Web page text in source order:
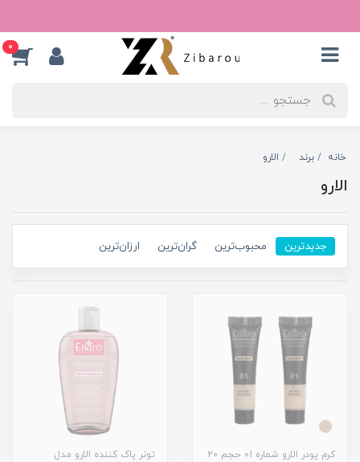
0
خانه برند الارو
الارو
جدیدترین محبوب‌ترین گران‌ترین ارزان‌ترین
کرم پودر الارو شماره 01 حجم 20
تونر پاک کننده الارو مدل